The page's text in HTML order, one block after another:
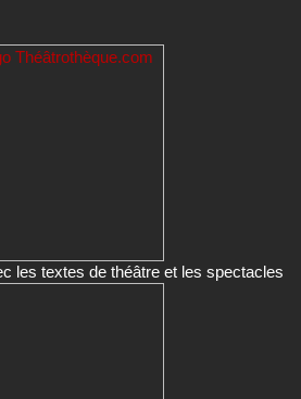
les textes de théâtre et les spectacles